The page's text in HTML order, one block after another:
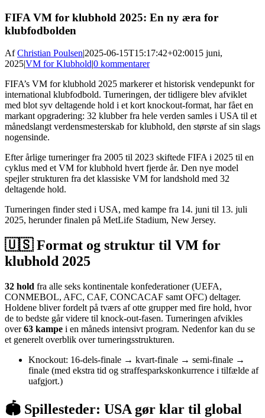
FIFA VM for klubhold 2025: En ny æra for
klubfodbolden
AfChristian Poulsen|2025-06-15T15:17:42+02:0015 juni,
2025|VM for Klubhold|0 kommentarer
FIFA’s VM for klubhold 2025 markerer et historisk vendepunkt for
international klubfodbold. Turneringen, der tidligere blev afviklet
med blot syv deltagende hold i et kort knockout-format, har fået en
markant opgradering: 32 klubber fra hele verden samles i USA til et
månedslangt verdensmesterskab for klubhold, den største af sin slags
nogensinde.
Efter årlige turneringer fra 2005 til 2023 skiftede FIFA i 2025 til en
cyklus med et VM for klubhold hvert fjerde år. Den nye model
spejler strukturen fra det klassiske VM for landshold med 32
deltagende hold.
Turneringen finder sted i USA, med kampe fra 14. juni til 13. juli
2025, herunder finalen på MetLife Stadium, New Jersey.
🇺🇸 Format og struktur til VM for
klubhold 2025
32 hold fra alle seks kontinentale konfederationer (UEFA,
CONMEBOL, AFC, CAF, CONCACAF samt OFC) deltager.
Holdene bliver fordelt på tværs af otte grupper med fire hold, hvor
de to bedste går videre til knock‑out-fasen. Turneringen afvikles
over63 kampe i en måneds intensivt program. Nedenfor kan du se
et generelt overblik over turneringsstrukturen.
Knockout: 16‑dels‑finale → kvart‑finale → semi‑finale →
finale (med ekstra tid og straffesparkskonkurrence i tilfælde af
uafgjort.)
🏟 Spillesteder: USA gør klar til global